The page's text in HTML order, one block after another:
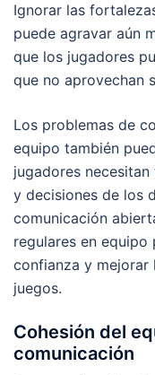
Ignorar las
puede agravar aún
que los jugadores
que no aprovechan
Los problemas de
equipo también
jugadores
y decisiones de los
comunicación
regulares en equipo
confianza y mejorar
juegos.
Cohesión del
comunicación